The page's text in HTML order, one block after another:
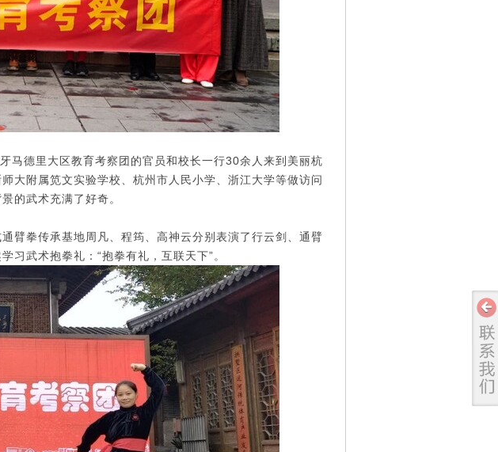
马德里大区教育考察团的官员和校长一行30余人来到美丽杭
大附属笕文实验学校、杭州市人民小学、浙江大学等做访问
的武术充满了好奇。
臂拳传承基地周凡、程筠、高神云分别表演了行云剑、通臂
习武术抱拳礼：“抱拳有礼，互联天下”。